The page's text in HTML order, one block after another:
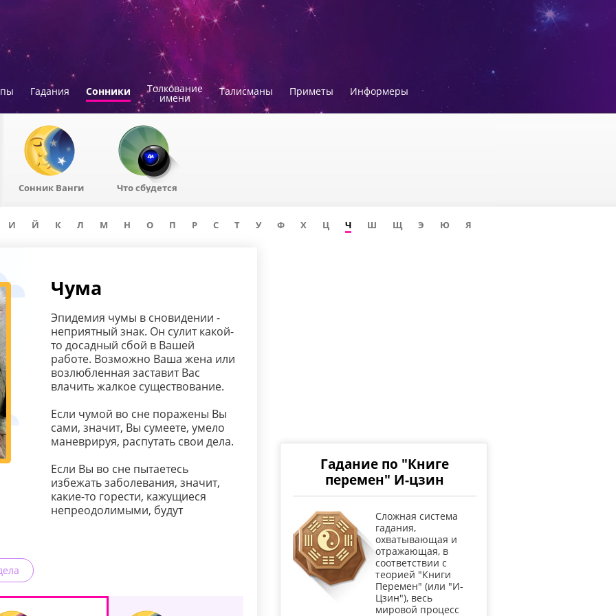
Гадания Сонники Толкование
имени
Талисманы Приметы Информеры
Сонник Ванги Что сбудется
И Й К Л М Н О П Р С Т У Ф Х Ц Ч Ш Щ Э Ю Я
Чума
Эпидемия чумы в сновидении -
неприятный знак. Он сулит какой-
то досадный сбой в Вашей
работе. Возможно Ваша жена или
возлюбленная заставит Вас
влачить жалкое существование.
Если чумой во сне поражены Вы
сами, значит, Вы сумеете, умело
маневрируя, распутать свои дела.
Если Вы во сне пытаетесь
избежать заболевания, значит,
какие-то горести, кажущиеся
непреодолимыми, будут
Гадание по "Книге
перемен" И-цзин
Cложная система
гадания,
охватывающая и
отражающая, в
соответствии с
теорией "Книги
Перемен" (или "И-
Цзин"), весь
мировой процесс